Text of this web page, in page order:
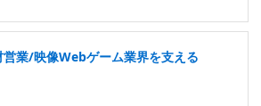
業/映像Webゲーム業界を支える